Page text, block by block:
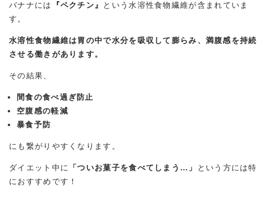
バナナには 『ペクチン』
という水溶性食物繊維が含まれていま
す。
水溶性食物繊維は胃の中で水分を吸収して膨らみ、満腹感を持続
させる働きがあります。
その結果、
間食の食べ過ぎ防止
空腹感の軽減
暴食予防
にも繋がりやすくなります。
ダイエット中に 「ついお菓子を食べてしまう…」
という方には特
におすすめです！